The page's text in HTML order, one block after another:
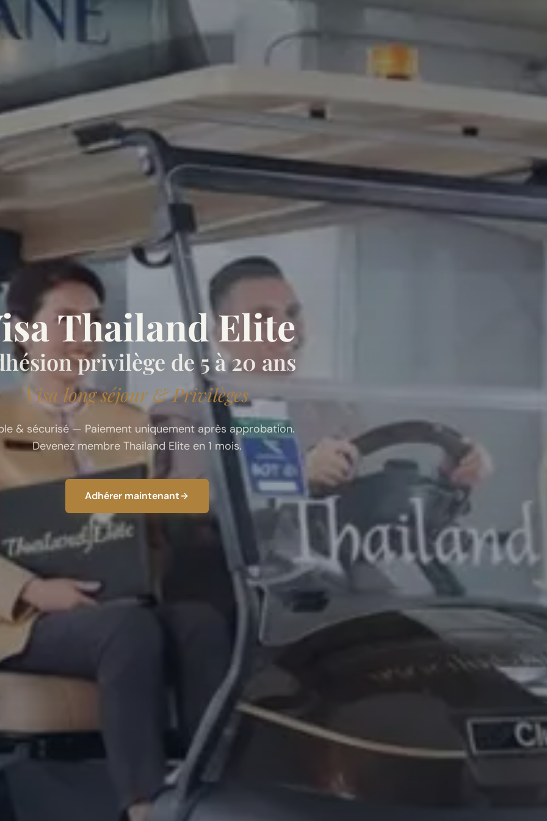
Thailand Elite
privilège de 5 à 20 ans
Visa long séjour & Privilèges
& sécurisé — Paiement uniquement après approbation.
Devenez membre Thailand Elite en 1 mois.
Adhérer maintenant